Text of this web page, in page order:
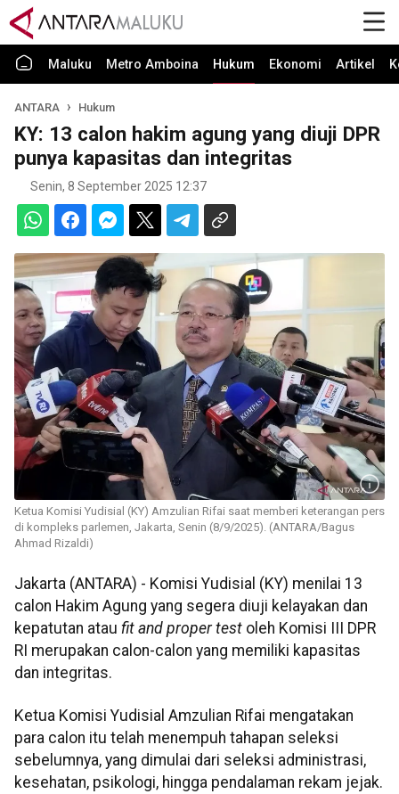
Maluku Metro Amboina Hukum Ekonomi Artikel
ANTARA Hukum
KY: 13 calon hakim agung yang diuji DPR
punya kapasitas dan integritas
Senin, 8 September 2025 12:37
Ketua Komisi Yudisial (KY) Amzulian Rifai saat memberi keterangan pers
di kompleks parlemen, Jakarta, Senin (8/9/2025). (ANTARA/Bagus
Ahmad Rizaldi)
Jakarta (ANTARA) - Komisi Yudisial (KY) menilai 13
calon Hakim Agung yang segera diuji kelayakan dan
kepatutan atau fit and proper test oleh Komisi III DPR
RI merupakan calon-calon yang memiliki kapasitas
dan integritas.
Ketua Komisi Yudisial Amzulian Rifai mengatakan
para calon itu telah menempuh tahapan seleksi
sebelumnya, yang dimulai dari seleksi administrasi,
kesehatan, psikologi, hingga pendalaman rekam jejak.